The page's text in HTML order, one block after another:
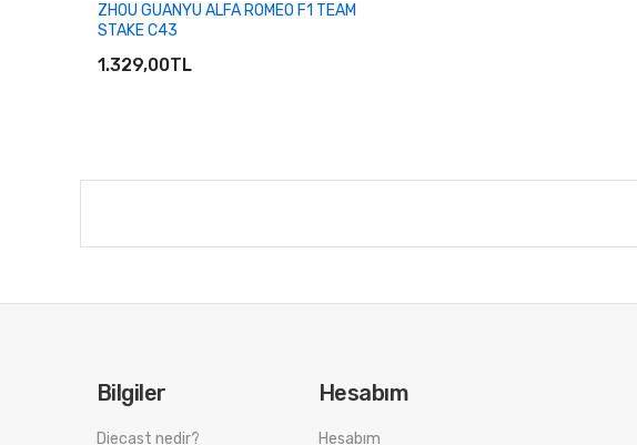
ZHOU GUANYU ALFA ROMEO F1 TEAM
STAKE C43
1.329,00TL
Bilgiler
Diecast nedir?
Hesabım
Hesabım